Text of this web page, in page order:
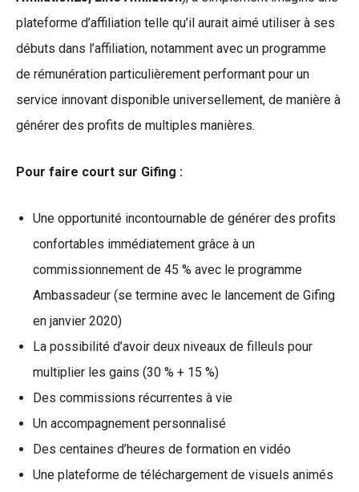
plateforme d’affiliation telle qu’il aurait aimé utiliser à ses
débuts dans l’affiliation, notamment avec un programme
de rémunération particulièrement performant pour un
service innovant disponible universellement, de manière à
générer des profits de multiples manières.
Pour faire court sur Gifing :
Une opportunité incontournable de générer des profits
confortables immédiatement grâce à un
commissionnement de 45 % avec le programme
Ambassadeur (se termine avec le lancement de Gifing
en janvier 2020)
La possibilité d’avoir deux niveaux de filleuls pour
multiplier les gains (30 % + 15 %)
Des commissions récurrentes à vie
Un accompagnement personnalisé
Des centaines d’heures de formation en vidéo
Une plateforme de téléchargement de visuels animés